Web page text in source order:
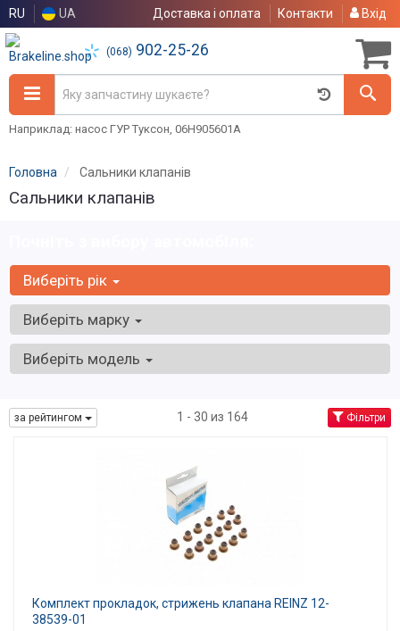
RU UA Доставка і оплата Контакти Вхід
(068) 902-25-26
Наприклад: насос ГУР Туксон, 06H905601A
Головна Сальники клапанів
Сальники клапанів
Виберіть рік
Виберіть марку
Виберіть модель
за рейтингом 1 - 30 из 164 Фільтри
Комплект прокладок, стрижень клапана REINZ 12-
38539-01